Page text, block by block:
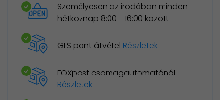
Személyesen az irodában minden
hétköznap 8:00 - 16:00 között
GLS pont átvétel Részletek
FOXpost csomagautomatánál
Részletek